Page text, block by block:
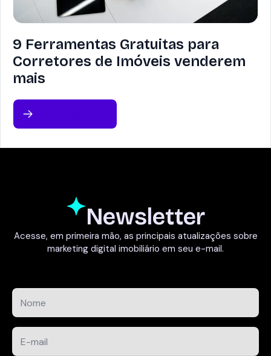
9 Ferramentas Gratuitas para
Corretores de Imóveis venderem
mais
Newsletter
Acesse, em primeira mão, as principais atualizações sobre
marketing digital imobiliário em seu e-mail.
Nome
E-
mail